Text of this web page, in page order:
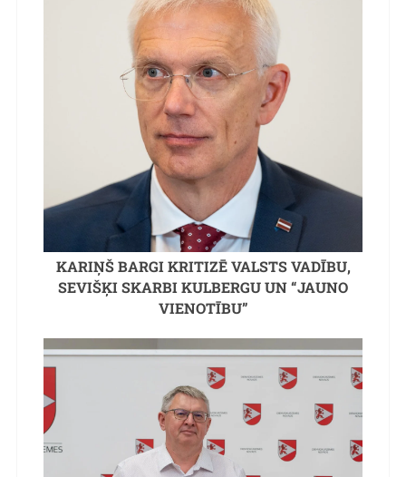
KARIŅŠ BARGI KRITIZĒ VALSTS VADĪBU,
SEVIŠĶI SKARBI KULBERGU UN “JAUNO
VIENOTĪBU”